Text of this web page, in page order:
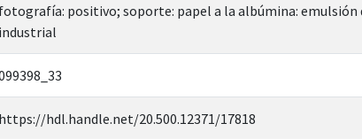
fotografía: positivo; soporte: papel a la albúmina:
industrial
https://hdl.handle.net/20.500.12371/17818